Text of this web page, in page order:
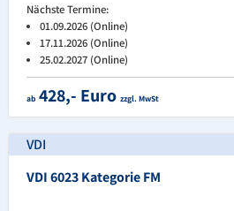
Nächste Termine:
01.09.2026 (Online)
17.11.2026 (Online)
25.02.2027 (Online)
ab 428,- Euro zzgl. MwSt
VDI
VDI 6023 Kategorie FM